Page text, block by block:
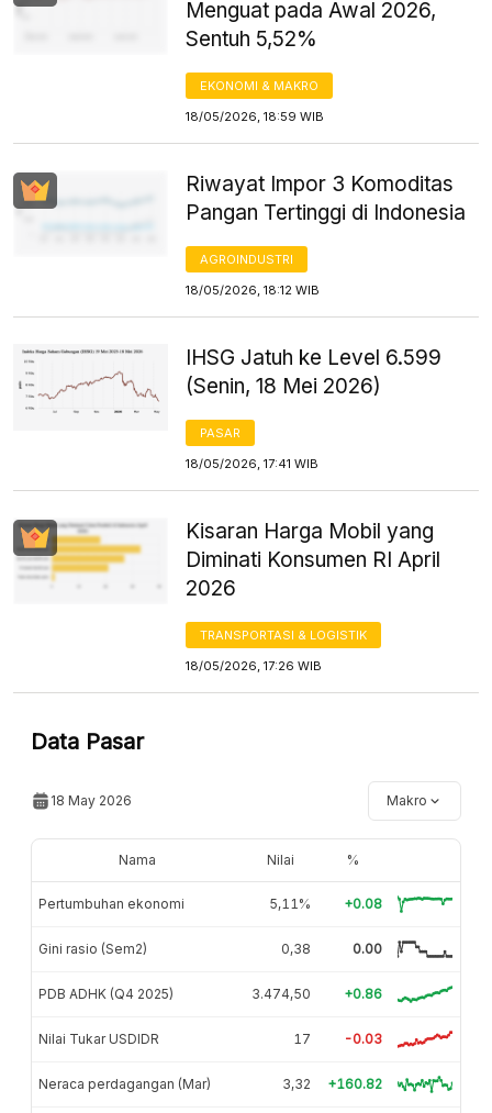
Menguat pada Awal 2026,
Sentuh 5,52%
EKONOMI & MAKRO
18/05/2026, 18:59 WIB
Riwayat Impor 3 Komoditas
Pangan Tertinggi di Indonesia
AGROINDUSTRI
18/05/2026, 18:12 WIB
IHSG Jatuh ke Level 6.599
(Senin, 18 Mei 2026)
PASAR
18/05/2026, 17:41 WIB
Kisaran Harga Mobil yang
Diminati Konsumen RI April
2026
TRANSPORTASI & LOGISTIK
18/05/2026, 17:26 WIB
Data Pasar
18 May 2026 Makro
Nama Nilai %
Pertumbuhan ekonomi 5,11% +0.08
Gini rasio (Sem2) 0,38 0.00
PDB ADHK (Q4 2025) 3.474,50 +0.86
Nilai Tukar USDIDR 17 -0.03
Neraca perdagangan (Mar) 3,32 +160.82